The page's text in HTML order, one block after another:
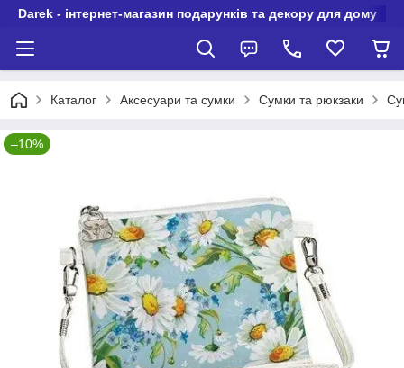
Darek - інтернет-магазин подарунків та декору для дому
Каталог Аксесуари та сумки Сумки та рюкзаки
–10%